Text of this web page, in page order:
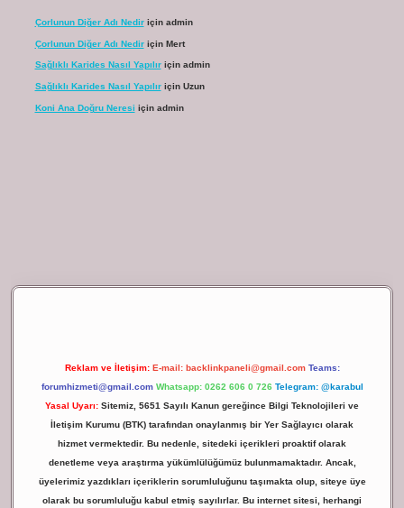
Çorlunun Diğer Adı Nediriçin admin
Çorlunun Diğer Adı Nediriçin Mert
Sağlıklı Karides Nasıl Yapılıriçin admin
Sağlıklı Karides Nasıl Yapılıriçin Uzun
Koni Ana Doğru Neresi için admin
Reklam ve İletişim: E-mail: backlinkpaneli@gmail.com Teams:
forumhizmeti@gmail.com Whatsapp: 0262 606 0 726 Telegram: @karabul
Yasal Uyarı: Sitemiz, 5651 Sayılı Kanun gereğince Bilgi Teknolojileri ve
İletişim Kurumu (BTK) tarafından onaylanmış bir Yer Sağlayıcı olarak
hizmet vermektedir. Bu nedenle, sitedeki içerikleri proaktif olarak
denetleme veya araştırma yükümlülüğümüz bulunmamaktadır. Ancak,
üyelerimiz yazdıkları içeriklerin sorumluluğunu taşımakta olup, siteye üye
olarak bu sorumluluğu kabul etmiş sayılırlar. Bu internet sitesi, herhangi